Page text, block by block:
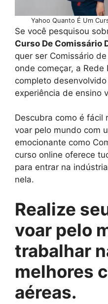
Yahoo Quanto É Um
Se você pesquisou
Curso De Comissário
quer ser Comissário
onde começar, a
completo
experiência de ensino
Descubra como é fácil
voar pelo mundo com
emocionante como
curso online oferece
para entrar na
nela.
Realize
voar pelo
trabalhar
melhores
aéreas.